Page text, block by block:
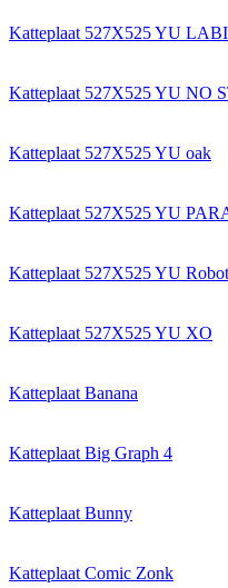
Katteplaat 527X525 YU
Katteplaat 527X525 YU NO
Katteplaat 527X525 YU oak
Katteplaat 527X525 YU
Katteplaat 527X525 YU Robot
Katteplaat 527X525 YU XO
Katteplaat Banana
Katteplaat Big Graph 4
Katteplaat Bunny
Katteplaat Comic Zonk